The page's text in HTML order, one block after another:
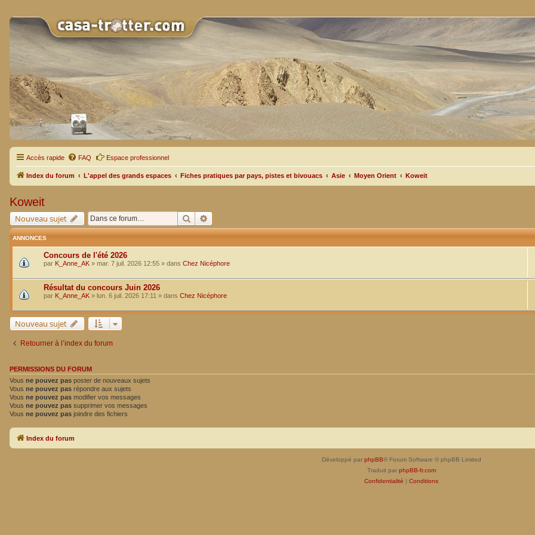
Accès rapide FAQ Espace professionnel
Index du forum L'appel des grands espaces Fiches pratiques par pays, pistes et bivouacs Asie Moyen Orient Koweit
Koweit
Nouveau sujet Rechercher
ANNONCES
Concours de l'été 2026
par K_Anne_AK » mar. 7 juil. 2026 12:55 » dans Chez Nicéphore
Résultat du concours Juin 2026
par K_Anne_AK » lun. 6 juil. 2026 17:11 » dans Chez Nicéphore
Nouveau sujet
Retourner à l’index du forum
PERMISSIONS DU FORUM
Vous ne pouvez pas poster de nouveaux sujets
Vous ne pouvez pas répondre aux sujets
Vous ne pouvez pas modifier vos messages
Vous ne pouvez pas supprimer vos messages
Vous ne pouvez pas joindre des fichiers
Index du forum
Développé par phpBB® Forum Software © phpBB Limited
Traduit par phpBB-fr.com
Confidentialité | Conditions